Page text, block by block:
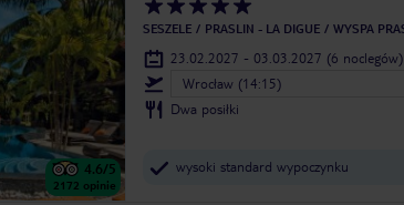
4.6/5
2172 opinie
SESZELE PRASLIN - LA DIGUE WYSPA
23.02.2027 - 03.03.2027 (6 noclegów)
Wrocław (14:15)
Dwa posiłki
wysoki standard wypoczynku